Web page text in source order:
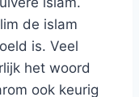
de islam
is. Veel
het woord
ook keurig